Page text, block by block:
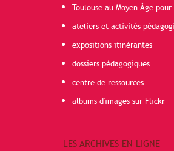
Toulouse au Moyen Âge pour
ateliers et activités
expositions itinérantes
dossiers pédagogiques
centre de ressources
albums d'images sur Flickr
LES ARCHIVES EN LIGNE